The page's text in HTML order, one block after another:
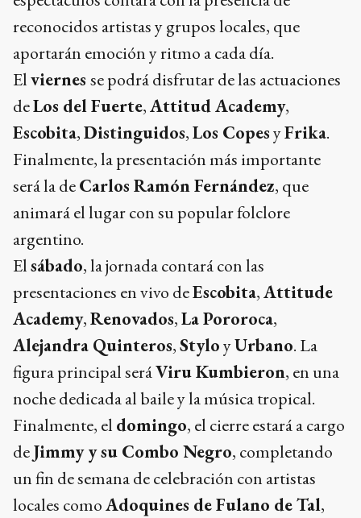
reconocidos artistas y grupos locales, que
aportarán emoción y ritmo a cada día.
Elviernes se podrá disfrutar de las actuaciones
deLos del Fuerte,Attitud Academy,
Escobita,Distinguidos,Los CopesyFrika.
Finalmente, la presentación más importante
será la deCarlos Ramón Fernández, que
animará el lugar con su popular folclore
argentino.
Elsábado, la jornada contará con las
presentaciones en vivo deEscobita,Attitude
Academy,Renovados,La Pororoca,
Alejandra Quinteros,StyloyUrbano. La
figura principal seráViru Kumbieron, en una
noche dedicada al baile y la música tropical.
Finalmente, el domingo, el cierre estará a cargo
deJimmy y su Combo Negro, completando
un fin de semana de celebración con artistas
locales comoAdoquines de Fulano de Tal,